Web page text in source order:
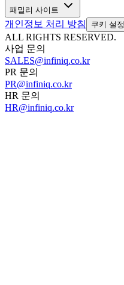
패밀리 사이트
개인정보 처리 방침 쿠키 설정
ALL RIGHTS RESERVED.
사업 문의
SALES@infiniq.co.kr
PR 문의
PR@infiniq.co.kr
HR 문의
HR@infiniq.co.kr